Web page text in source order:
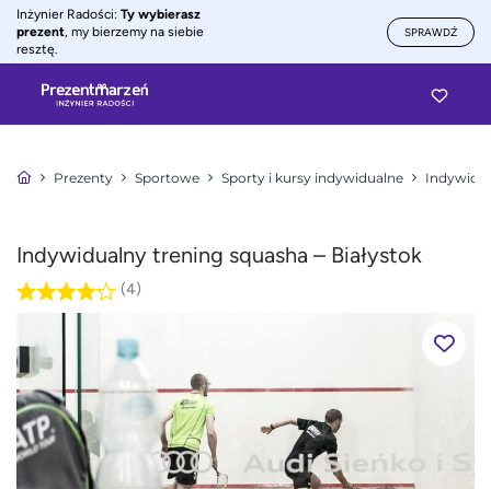
Inżynier Radości: Ty wybierasz
prezent, my bierzemy na siebie
resztę.
SPRAWDŹ
Prezenty Sportowe Sporty i kursy indywidualne
Indywidualny trening squasha – Białystok
(4)